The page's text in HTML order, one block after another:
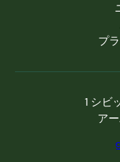
プ
1 シビ
ア